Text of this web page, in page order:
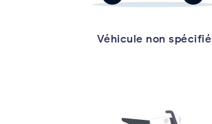
Véhicule non spécifié